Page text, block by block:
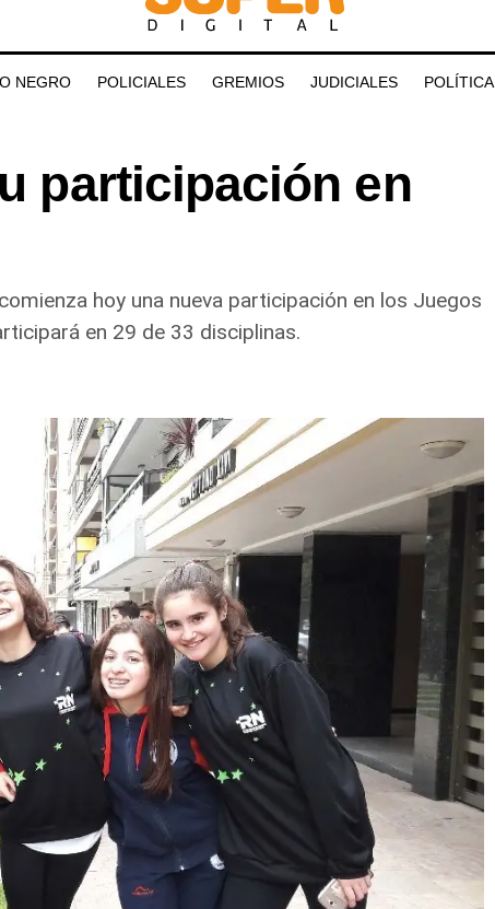
NEGRO POLICIALES GREMIOS JUDICIALES POLÍTICA
participación en
hoy una nueva participación en los Juegos
en 29 de 33 disciplinas.